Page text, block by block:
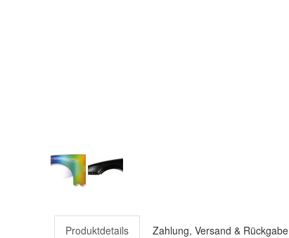
Produktdetails Zahlung, Versand & Rückgabe